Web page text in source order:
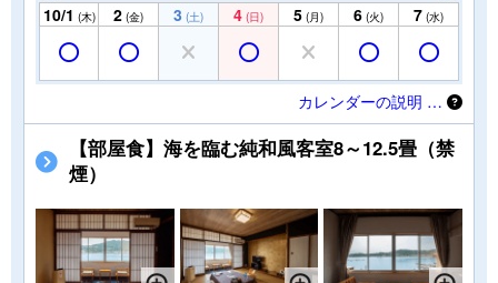
10/1 (木) 2 (金) 3 (土) 4 (日) 5 (月) 6 (火) 7 (水)
カレンダーの説明 …
【部屋食】海を臨む純和風客室8～12.5畳（禁
煙）